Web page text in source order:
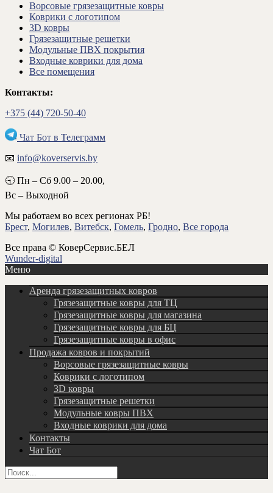
Ворсовые грязезащитные ковры
Коврики с логотипом
3D ковры
Грязезащитные решетки
Модульные ПВХ покрытия
Входные коврики для дома
Все помещения
Контакты:
+375 (44) 720-50-40
Чат Бот в Телеграмм
📧 info@koverservis.by
🕤 Пн – Сб 9.00 – 20.00,
Вс – Выходной
Мы работаем во всех регионах РБ!
Брест, Могилев, Витебск, Гомель, Гродно, Все города
Все права © КоверСервис.БЕЛ
Wunder-digital
Меню
Аренда грязезащитных ковров
Грязезащитные ковры для ТЦ
Грязезащитные ковры для магазина
Грязезащитные ковры для БЦ
Грязезащитные ковры в офис
Продажа ковров и покрытий
Ворсовые грязезащитные ковры
Коврики с логотипом
3D ковры
Грязезащитные решетки
Модульные ковры ПВХ
Входные коврики для дома
Контакты
Чат Бот